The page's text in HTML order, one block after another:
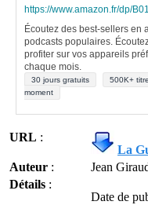
https://www.amazon.fr/dp/
Écoutez des best-sellers en
podcasts populaires.
profiter sur vos appareils
chaque mois.
30 jours gratuits 500K+
moment
URL :
La
Auteur :
Jean
Détails :
Date de